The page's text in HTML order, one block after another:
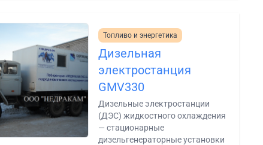
Топливо и энергетика
Дизельная
электростанция
GMV330
Дизельные электростанции
(ДЭС) жидкостного охлаждения
— стационарные
дизельгенераторные установки